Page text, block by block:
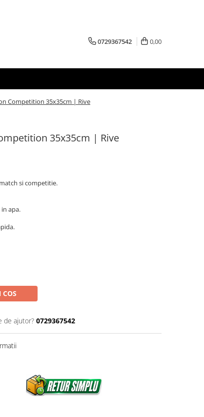
0729367542 0,00
Competition 35x35cm | Rive
35x35cm | Rive
si competitie.
apa.
de ajutor? 0729367542